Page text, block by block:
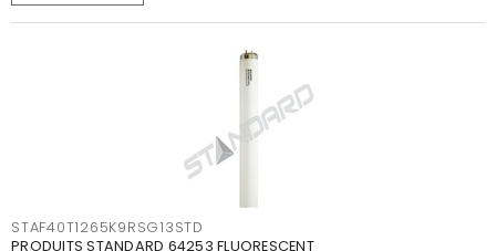
STAF40T1265K9RSG13STD
PRODUITS STANDARD 64253 FLUORESCENT